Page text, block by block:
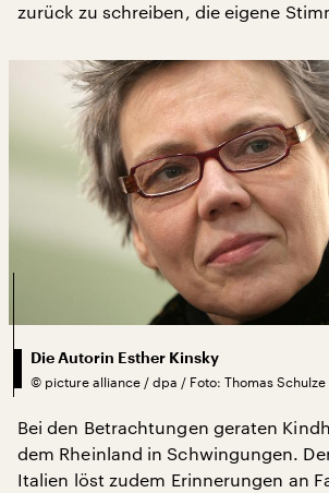
zurück zu schreiben, die eigene
Die Autorin Esther Kinsky
© picture alliance / dpa / Foto: Thomas Schulze
Bei den Betrachtungen geraten
dem Rheinland in Schwingungen.
Italien löst zudem Erinnerungen an